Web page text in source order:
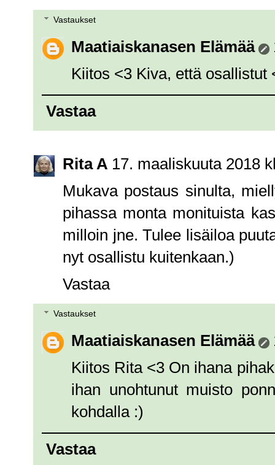
Vastaukset
Maatiaiskanasen Elämää
Kiitos <3 Kiva, että osallistut
Vastaa
Rita A 17. maaliskuuta 2018
Mukava postaus sinulta,
pihassa monta monituista
milloin jne. Tulee lisäiloa
nyt osallistu kuitenkaan.)
Vastaa
Vastaukset
Maatiaiskanasen Elämää
Kiitos Rita <3 On ihana
ihan unohtunut muisto
kohdalla :)
Vastaa